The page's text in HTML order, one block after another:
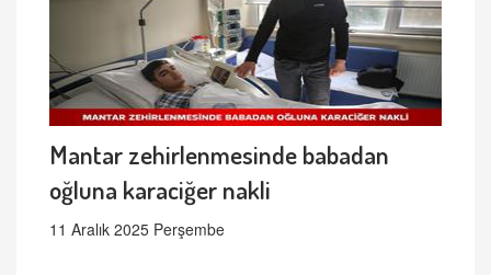
Mantar zehirlenmesinde babadan
oğluna karaciğer nakli
11 Aralık 2025 Perşembe